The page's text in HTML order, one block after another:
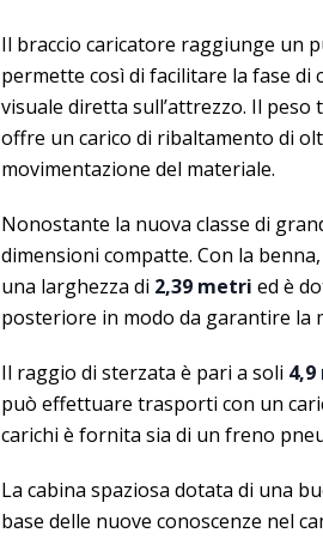
Il braccio caricatore raggiunge un
permette così di facilitare la fase
visuale diretta sull’attrezzo. Il
offre un carico di ribaltamento di
movimentazione del materiale.
Nonostante la nuova classe di
dimensioni compatte. Con la
una larghezza di 2,39 metri ed è
posteriore in modo da garantire la
Il raggio di sterzata è pari a soli
può effettuare trasporti con un
carichi è fornita sia di un freno
La cabina spaziosa dotata di una
base delle nuove conoscenze nel